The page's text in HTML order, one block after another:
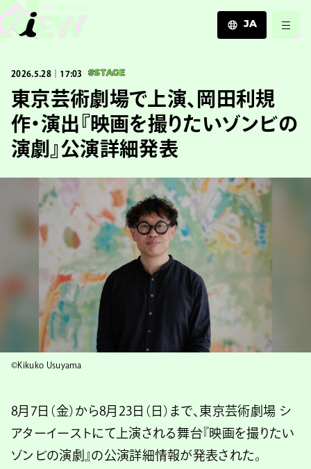
JA
ZH
2026.5.28｜17:03 #STAGE
東京芸術劇場で上演、岡田利規
作・演出『映画を撮りたいゾンビの
演劇』公演詳細発表
©Kikuko Usuyama
8月7日（金）から8月23日（日）まで、東京芸術劇場 シ
アターイーストにて上演される舞台『映画を撮りたい
ゾンビの演劇』の公演詳細情報が発表された。